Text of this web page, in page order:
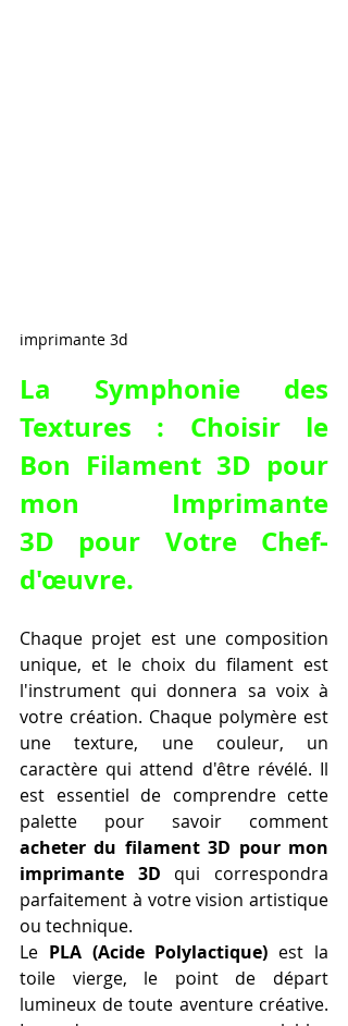
imprimante 3d
La Symphonie des
Textures : Choisir le
Bon Filament 3D pour
mon Imprimante
3D pour Votre Chef-
d'œuvre.
Chaque projet est une composition
unique, et le choix du filament est
l'instrument qui donnera sa voix à
votre création. Chaque polymère est
une texture, une couleur, un
caractère qui attend d'être révélé. Il
est essentiel de comprendre cette
acheter du filament 3D pour mon
imprimante 3D qui correspondra
parfaitement à votre vision artistique
ou technique.
Le PLA (Acide Polylactique) est la
toile vierge, le point de départ
lumineux de toute aventure créative.